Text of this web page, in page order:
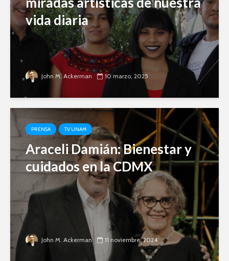
vida diaria
John M. Ackerman 10 marzo, 2025
PRENSA TV UNAM
Araceli Damián: Bienestar y
cuidados en la CDMX
John M. Ackerman 11 noviembre, 2024